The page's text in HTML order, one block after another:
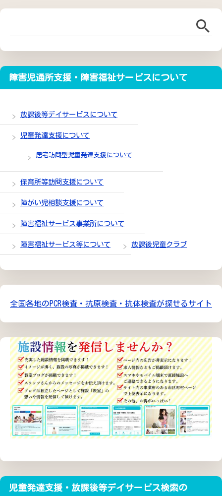
障害児通所支援・障害福祉サービスについて
放課後等デイサービスについて
児童発達支援について
居宅訪問型児童発達支援について
保育所等訪問支援について
障がい児相談支援について
障害福祉サービス事業所について
障害福祉サービス等について 放課後児童クラブ
全国各地のPCR検査・抗原検査・抗体検査が探せるサイト
児童発達支援・放課後等デイサービス検索の